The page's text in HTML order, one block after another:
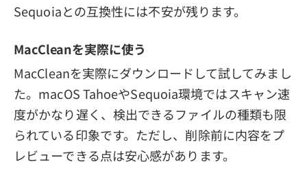
Sequoiaとの互換性には不安が残ります。
MacCleanを実際に使う
MacCleanを実際にダウンロードして試してみまし
た。macOS TahoeやSequoia環境ではスキャン速
度がかなり遅く、検出できるファイルの種類も限
られている印象です。ただし、削除前に内容をプ
レビューできる点は安心感があります。